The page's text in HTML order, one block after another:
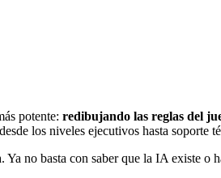
potente: redibujando las reglas del
los niveles ejecutivos hasta soporte
. Ya no basta con saber que la IA existe o